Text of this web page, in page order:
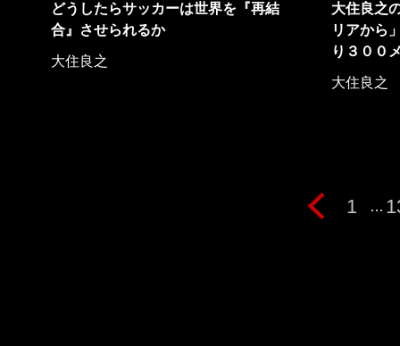
どうしたらサッカーは世界を『再結
合』させられるか
大住良之
大住良之
リアから
り３００
大住良之
1 …